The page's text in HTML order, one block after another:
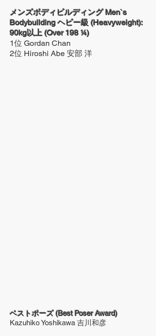
メンズボディビルディング Men`s
Bodybuilding ヘビー級 (Heavyweight):
90kg以上 (Over 198 ¼)
1位 Gordan Chan
2位 Hiroshi Abe 安部 ​洋
ベストポーズ (Best Poser Award)
Kazuhiko Yoshikawa 吉川和彦